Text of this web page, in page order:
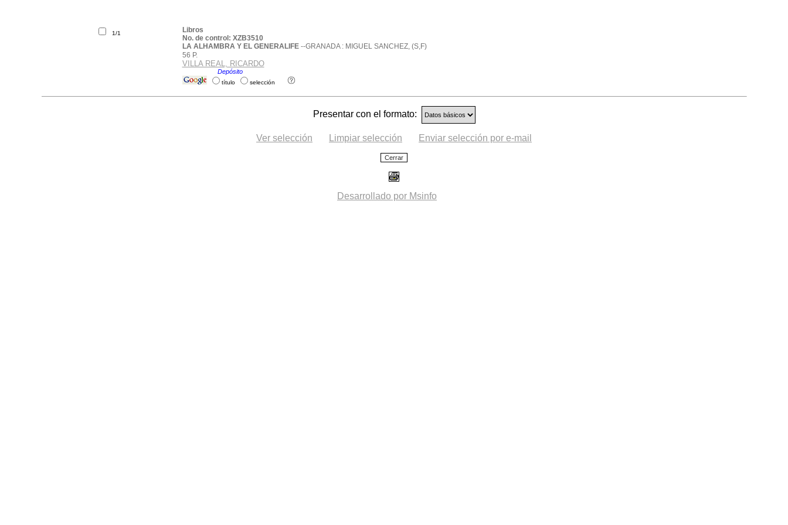
1/1
Libros
No. de control: XZB3510
LA ALHAMBRA Y EL GENERALIFE--GRANADA : MIGUEL SANCHEZ, (S,F)
56 P.
VILLA REAL, RICARDO
Depósito.
título selección
Presentar con el formato:
Ver selección Limpiar selección Enviar selección por e-mail
Desarrollado por Msinfo